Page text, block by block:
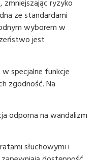
zmniejszając ryzyko
ze standardami
wyborem w
jest
specjalne funkcje
zgodność. Na
odporna na wandalizm
słuchowymi i